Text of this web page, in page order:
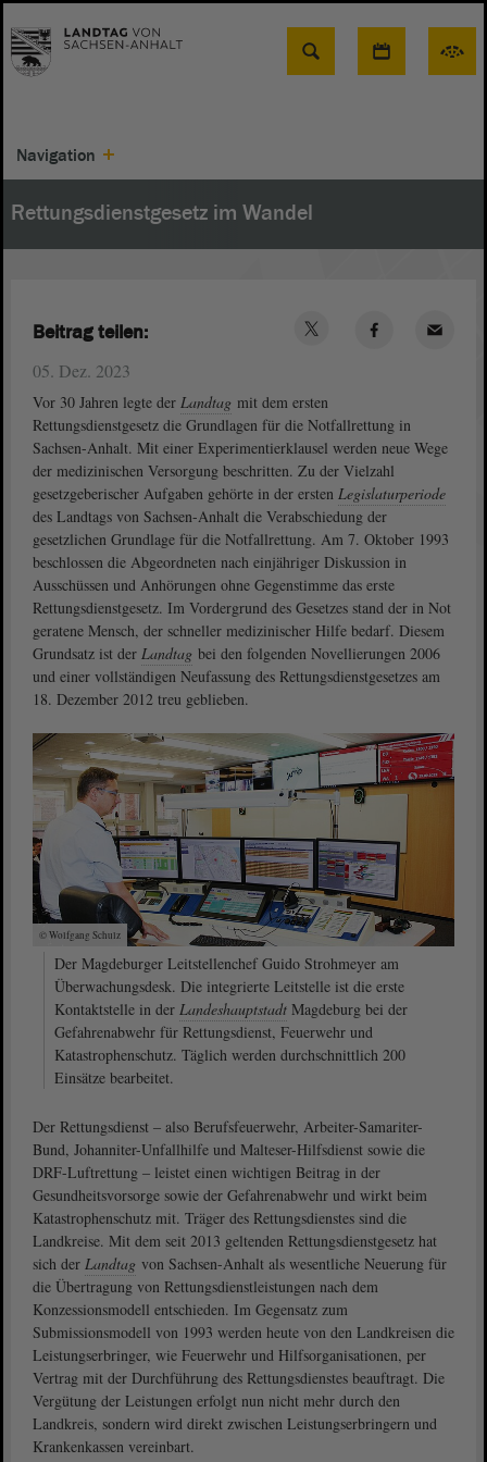
Suche
Navigation
Rettungsdienstgesetz im Wandel
05. Dez. 2023
Vor 30 Jahren legte der Landtag mit dem ersten
Rettungsdienstgesetz die Grundlagen für die Notfallrettung in
Sachsen-Anhalt. Mit einer Experimentierklausel werden neue Wege
der medizinischen Versorgung beschritten. Zu der Vielzahl
gesetzgeberischer Aufgaben gehörte in der ersten Legislaturperiode
des Landtags von Sachsen-Anhalt die Verabschiedung der
gesetzlichen Grundlage für die Notfallrettung. Am 7. Oktober 1993
beschlossen die Abgeordneten nach einjähriger Diskussion in
Ausschüssen und Anhörungen ohne Gegenstimme das erste
Rettungsdienstgesetz. Im Vordergrund des Gesetzes stand der in Not
geratene Mensch, der schneller medizinischer Hilfe bedarf. Diesem
Grundsatz ist der Landtag bei den folgenden Novellierungen 2006
und einer vollständigen Neufassung des Rettungsdienstgesetzes am
18. Dezember 2012 treu geblieben.
© Wolfgang Schulz
Der Magdeburger Leitstellenchef Guido Strohmeyer am
Überwachungsdesk. Die integrierte Leitstelle ist die erste
Kontaktstelle in der Landeshauptstadt Magdeburg bei der
Gefahrenabwehr für Rettungsdienst, Feuerwehr und
Katastrophenschutz. Täglich werden durchschnittlich 200
Einsätze bearbeitet.
Der Rettungsdienst ‒ also Berufsfeuerwehr, Arbeiter-Samariter-
Bund, Johanniter-Unfallhilfe und Malteser-Hilfsdienst sowie die
DRF-Luftrettung ‒ leistet einen wichtigen Beitrag in der
Gesundheitsvorsorge sowie der Gefahrenabwehr und wirkt beim
Katastrophenschutz mit. Träger des Rettungsdienstes sind die
Landkreise. Mit dem seit 2013 geltenden Rettungsdienstgesetz hat
sich der Landtag von Sachsen-Anhalt als wesentliche Neuerung für
die Übertragung von Rettungsdienstleistungen nach dem
Konzessionsmodell entschieden. Im Gegensatz zum
Submissionsmodell von 1993 werden heute von den Landkreisen die
Leistungserbringer, wie Feuerwehr und Hilfsorganisationen, per
Vertrag mit der Durchführung des Rettungsdienstes beauftragt. Die
Vergütung der Leistungen erfolgt nun nicht mehr durch den
Landkreis, sondern wird direkt zwischen Leistungserbringern und
Krankenkassen vereinbart.
Beitrag teilen: